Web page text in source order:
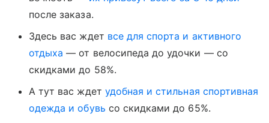
после заказа.
Здесь вас ждет все для спорта и активного
отдыха — от велосипеда до удочки — со
скидками до 58%.
А тут вас ждет удобная и стильная спортивная
одежда и обувь со скидками до 65%.